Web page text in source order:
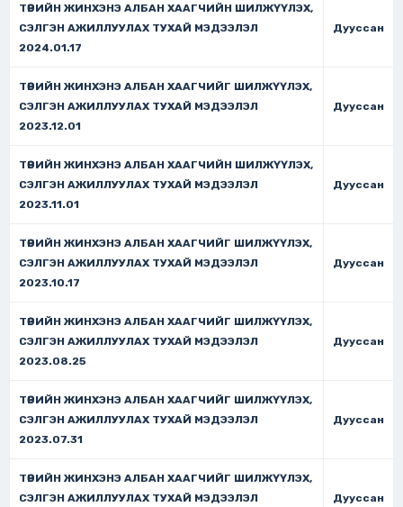
ТӨРИЙН ЖИНХЭНЭ АЛБАН ХААГЧИЙН ШИЛЖҮҮЛЭХ,
СЭЛГЭН АЖИЛЛУУЛАХ ТУХАЙ МЭДЭЭЛЭЛ
2024.01.17
Дууссан
ТӨРИЙН ЖИНХЭНЭ АЛБАН ХААГЧИЙГ ШИЛЖҮҮЛЭХ,
СЭЛГЭН АЖИЛЛУУЛАХ ТУХАЙ МЭДЭЭЛЭЛ
2023.12.01
Дууссан
ТӨРИЙН ЖИНХЭНЭ АЛБАН ХААГЧИЙН ШИЛЖҮҮЛЭХ,
СЭЛГЭН АЖИЛЛУУЛАХ ТУХАЙ МЭДЭЭЛЭЛ
2023.11.01
Дууссан
ТӨРИЙН ЖИНХЭНЭ АЛБАН ХААГЧИЙГ ШИЛЖҮҮЛЭХ,
СЭЛГЭН АЖИЛЛУУЛАХ ТУХАЙ МЭДЭЭЛЭЛ
2023.10.17
Дууссан
ТӨРИЙН ЖИНХЭНЭ АЛБАН ХААГЧИЙГ ШИЛЖҮҮЛЭХ,
СЭЛГЭН АЖИЛЛУУЛАХ ТУХАЙ МЭДЭЭЛЭЛ
2023.08.25
Дууссан
ТӨРИЙН ЖИНХЭНЭ АЛБАН ХААГЧИЙГ ШИЛЖҮҮЛЭХ,
СЭЛГЭН АЖИЛЛУУЛАХ ТУХАЙ МЭДЭЭЛЭЛ
2023.07.31
Дууссан
ТӨРИЙН ЖИНХЭНЭ АЛБАН ХААГЧИЙГ ШИЛЖҮҮЛЭХ,
СЭЛГЭН АЖИЛЛУУЛАХ ТУХАЙ МЭДЭЭЛЭЛ
Дууссан